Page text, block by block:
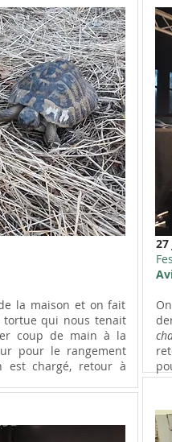
la maison et on fait
tortue qui nous tenait
coup de main à la
pour le rangement
est chargé, retour à